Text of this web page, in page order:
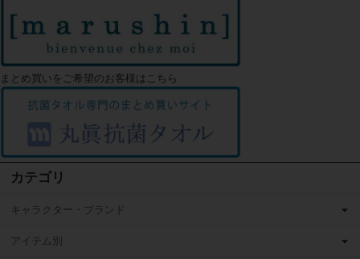
まとめ買いをご希望のお客様はこちら
カテゴリ
キャラクター・ブランド
アイテム別